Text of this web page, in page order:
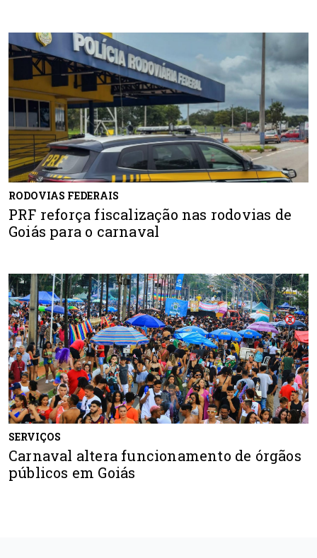
RODOVIAS FEDERAIS
PRF reforça fiscalização nas rodovias de
Goiás para o carnaval
SERVIÇOS
Carnaval altera funcionamento de órgãos
públicos em Goiás